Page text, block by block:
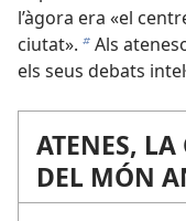
l’àgora era «el
ciutat». bAls
els seus debats
ATENES,
DEL MÓN